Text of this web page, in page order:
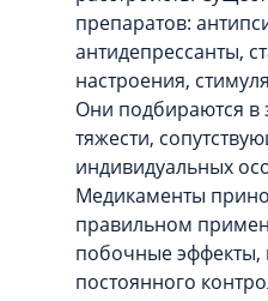
препаратов:
антидепрессанты,
настроения,
Они подбираются в
тяжести,
индивидуальных
Медикаменты
правильном
побочные эффекты,
постоянного